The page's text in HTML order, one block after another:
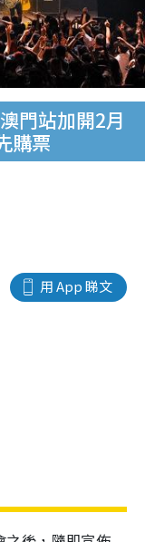
門站加開2月
購票
用 App 睇文